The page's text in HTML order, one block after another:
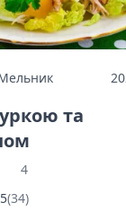
та
4
(34)